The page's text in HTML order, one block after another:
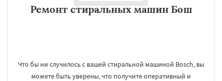
Ремонт стиральных машин Бош
Что бы ни случилось с вашей стиральной машиной Bosch, вы
можете быть уверены, что получите оперативный и